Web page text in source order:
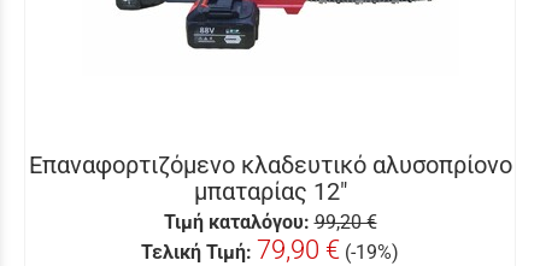
Επαναφορτιζόμενο κλαδευτικό αλυσοπρίονο
μπαταρίας 12″
Τιμή καταλόγου: 99,20 €
Τελική Τιμή: 79,90 € (-19%)